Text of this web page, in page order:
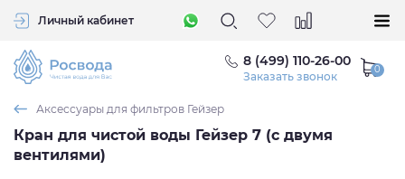
Личный кабинет
8 (499) 110-26-00
Заказать звонок
Аксессуары для фильтров Гейзер
Кран для чистой воды Гейзер 7 (с двумя
вентилями)